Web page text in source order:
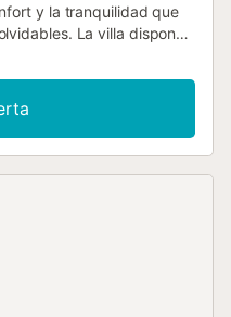
y la tranquilidad que
La villa dispone
cuartos de baño
equipadas. Todas las
y hay Wi-Fi
En el exterior, los